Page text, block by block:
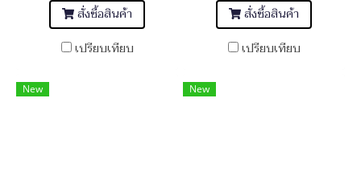
สั่งซื้อสินค้า
เปรียบเทียบ
สั่งซื้อสินค้า
เปรียบเทียบ
New New